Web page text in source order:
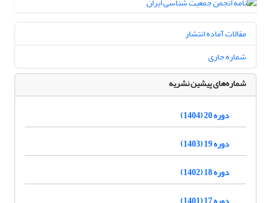
مقالات آماده انتشار
شماره جاری
شماره‌های پیشین نشریه
دوره 20 (1404)
دوره 19 (1403)
دوره 18 (1402)